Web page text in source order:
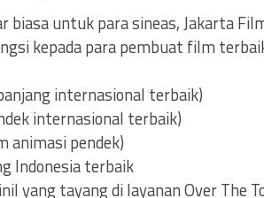
biasa untuk para sineas, Jakarta
kepada para pembuat film
internasional terbaik)
internasional terbaik)
animasi pendek)
Indonesia terbaik
yang tayang di layanan Over The